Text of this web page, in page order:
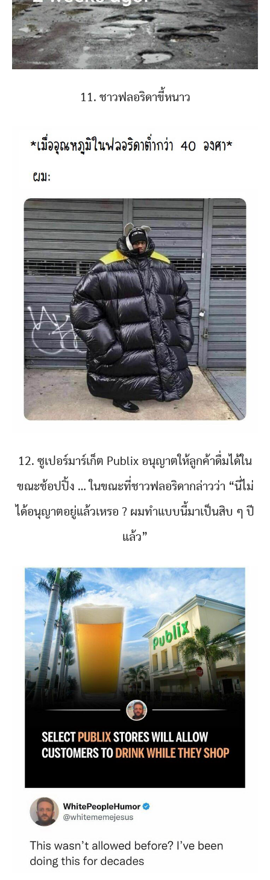
11. ชาวฟลอริดาขี้หนาว
12. ซูเปอร์มาร์เก็ต Publix อนุญาตให้ลูกค้าดื่มได้ใน
ขณะช้อปปิ้ง … ในขณะที่ชาวฟลอริดากล่าวว่า “นี่ไม่
ได้อนุญาตอยู่แล้วเหรอ ? ผมทำแบบนี้มาเป็นสิบ ๆ ปี
แล้ว”